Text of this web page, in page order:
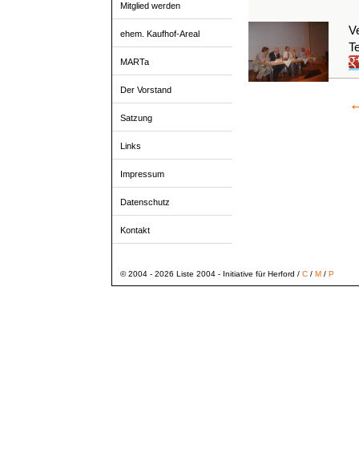
Mitglied werden
ehem. Kaufhof-Areal
MARTa
Der Vorstand
Satzung
Links
Impressum
Datenschutz
Kontakt
© 2004 - 2026 Liste 2004 - Initiative für Herford / C/ M/ P